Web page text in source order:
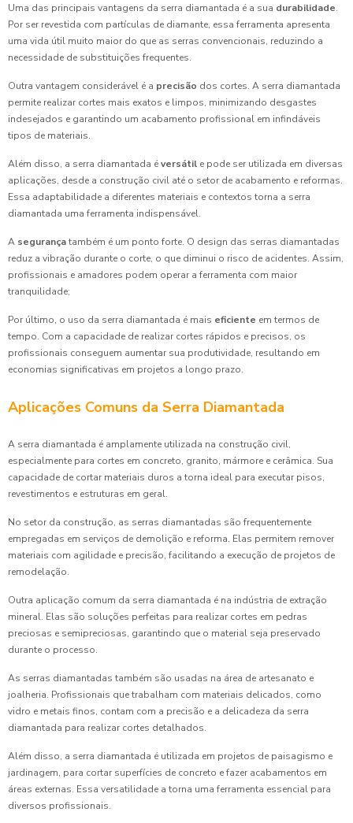
Uma das principais vantagens da serra diamantada é a sua durabilidade.
Por ser revestida com partículas de diamante, essa ferramenta apresenta
uma vida útil muito maior do que as serras convencionais, reduzindo a
necessidade de substituições frequentes.
Outra vantagem considerável é a precisão dos cortes. A serra diamantada
permite realizar cortes mais exatos e limpos, minimizando desgastes
indesejados e garantindo um acabamento profissional em infindáveis
tipos de materiais.
Além disso, a serra diamantada éversátil e pode ser utilizada em diversas
aplicações, desde a construção civil até o setor de acabamento e reformas.
Essa adaptabilidade a diferentes materiais e contextos torna a serra
diamantada uma ferramenta indispensável.
A segurançatambém é um ponto forte. O design das serras diamantadas
reduz a vibração durante o corte, o que diminui o risco de acidentes. Assim,
profissionais e amadores podem operar a ferramenta com maior
tranquilidade;
Por último, o uso da serra diamantada é mais eficiente em termos de
tempo. Com a capacidade de realizar cortes rápidos e precisos, os
profissionais conseguem aumentar sua produtividade, resultando em
economias significativas em projetos a longo prazo.
Aplicações Comuns da Serra Diamantada
A serra diamantada é amplamente utilizada na construção civil,
especialmente para cortes em concreto, granito, mármore e cerâmica. Sua
capacidade de cortar materiais duros a torna ideal para executar pisos,
revestimentos e estruturas em geral.
No setor da construção, as serras diamantadas são frequentemente
empregadas em serviços de demolição e reforma. Elas permitem remover
materiais com agilidade e precisão, facilitando a execução de projetos de
remodelação.
Outra aplicação comum da serra diamantada é na indústria de extração
mineral. Elas são soluções perfeitas para realizar cortes em pedras
preciosas e semipreciosas, garantindo que o material seja preservado
durante o processo.
As serras diamantadas também são usadas na área de artesanato e
joalheria. Profissionais que trabalham com materiais delicados, como
vidro e metais finos, contam com a precisão e a delicadeza da serra
diamantada para realizar cortes detalhados.
Além disso, a serra diamantada é utilizada em projetos de paisagismo e
jardinagem, para cortar superfícies de concreto e fazer acabamentos em
áreas externas. Essa versatilidade a torna uma ferramenta essencial para
diversos profissionais.